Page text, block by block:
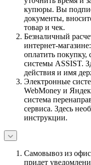
купюры. Вы
документы,
товар и чек.
Безналичный
интернет-
оплатить покупку,
системы ASSIST.
действия и имя
Электронные
WebMoney и
система
сервиса. Здесь
инструкции.
Самовывоз из
придет